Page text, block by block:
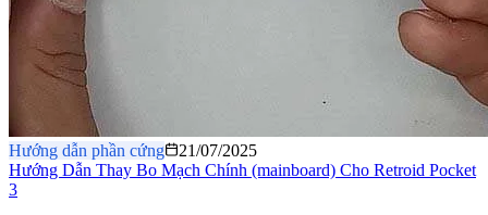
Hướng dẫn phần cứng
21/07/2025
Hướng Dẫn Thay Bo Mạch Chính (mainboard) Cho Retroid Pocket
3